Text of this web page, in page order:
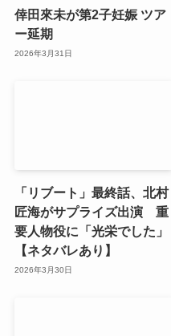
倖田來未が第2子妊娠 ツア
ー延期
2026年3月31日
「リブート」最終話、北村
匠海がサプライズ出演 重
要人物役に「光栄でした」
【ネタバレあり】
2026年3月30日